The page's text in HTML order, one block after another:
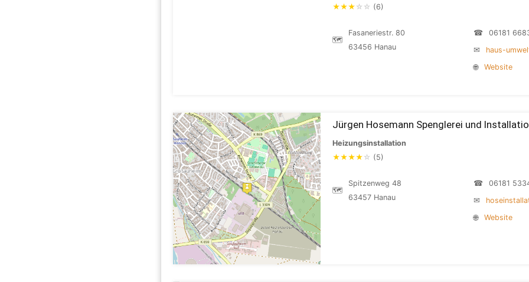
★★★ ☆ ☆ (6)
🗺
Fasaneriestr. 80
63456 Hanau
☎
06181
✉
haus-
🌐
Website
Jürgen Hosemann Spenglerei und
Heizungsinstallation
★★★★ ☆ (5)
🗺
Spitzenweg 48
63457 Hanau
☎
06181
✉
🌐
Website